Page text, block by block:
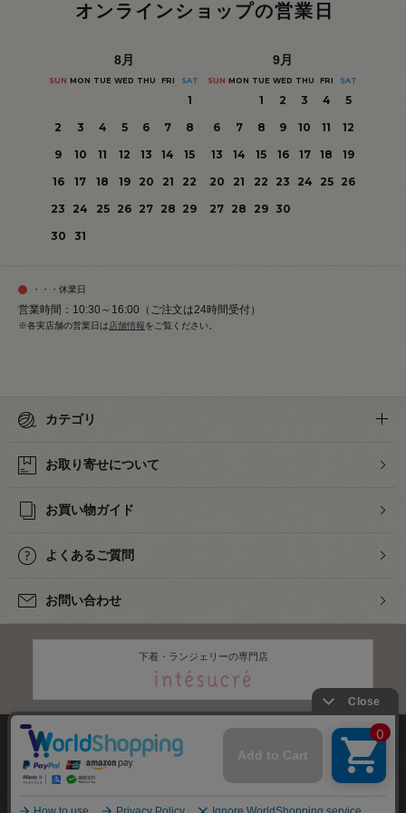
オンラインショップの営業日
8月
SUN MON TUE WED THU FRI SAT
1
2
3 4 5 6 7
8
9
10 11 12 13 14
15
16
17 18 19 20 21
22
23
24 25 26 27 28 29
30
31
9月
SUN MON TUE WED THU FRI SAT
1 2 3 4
5
6
7 8 9 10 11
12
13
14 15 16 17 18
19
20
21 22 23 24 25
26
27 28 29 30
・・・休業日
営業時間：10:30～16:00（ご注文は24時間受付）
※各実店舗の営業日は 店舗情報をご覧ください。
カテゴリ
お取り寄せについて
お買い物ガイド
よくあるご質問
お問い合わせ
下着・ランジェリーの専門店
株式会社オカダヤ
特定商取引法に基づく表記 プライバシーポリシー サイトマップ